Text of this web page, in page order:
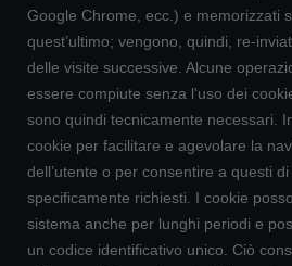
Google Chrome, ecc.) e memorizzati
quest’ultimo; vengono, quindi, re-
delle visite successive. Alcune
essere compiute senza l'uso dei
sono quindi tecnicamente necessari.
cookie per facilitare e agevolare la
dell’utente o per consentire a questi
specificamente richiesti. I cookie
sistema anche per lunghi periodi e
un codice identificativo unico. Ciò